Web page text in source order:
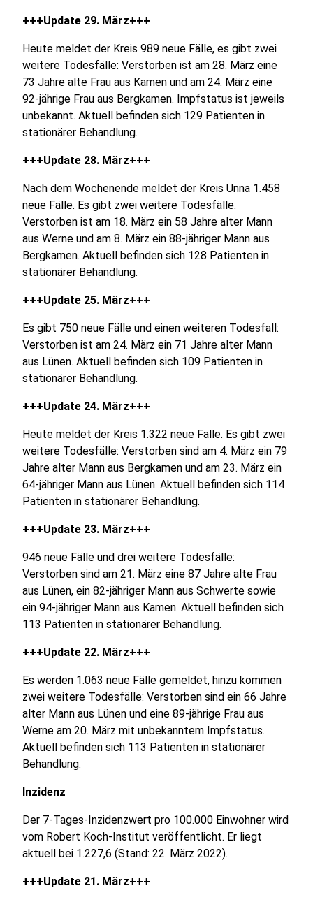
+++Update 29. März+++
Heute meldet der Kreis 989 neue Fälle, es gibt zwei
weitere Todesfälle: Verstorben ist am 28. März eine
73 Jahre alte Frau aus Kamen und am 24. März eine
92-jährige Frau aus Bergkamen. Impfstatus ist jeweils
unbekannt. Aktuell befinden sich 129 Patienten in
stationärer Behandlung.
+++Update 28. März+++
Nach dem Wochenende meldet der Kreis Unna 1.458
neue Fälle. Es gibt zwei weitere Todesfälle:
Verstorben ist am 18. März ein 58 Jahre alter Mann
aus Werne und am 8. März ein 88-jähriger Mann aus
Bergkamen. Aktuell befinden sich 128 Patienten in
stationärer Behandlung.
+++Update 25. März+++
Es gibt 750 neue Fälle und einen weiteren Todesfall:
Verstorben ist am 24. März ein 71 Jahre alter Mann
aus Lünen. Aktuell befinden sich 109 Patienten in
stationärer Behandlung.
+++Update 24. März+++
Heute meldet der Kreis 1.322 neue Fälle. Es gibt zwei
weitere Todesfälle: Verstorben sind am 4. März ein 79
Jahre alter Mann aus Bergkamen und am 23. März ein
64-jähriger Mann aus Lünen. Aktuell befinden sich 114
Patienten in stationärer Behandlung.
+++Update 23. März+++
946 neue Fälle und drei weitere Todesfälle:
Verstorben sind am 21. März eine 87 Jahre alte Frau
aus Lünen, ein 82-jähriger Mann aus Schwerte sowie
ein 94-jähriger Mann aus Kamen. Aktuell befinden sich
113 Patienten in stationärer Behandlung.
+++Update 22. März+++
Es werden 1.063 neue Fälle gemeldet, hinzu kommen
zwei weitere Todesfälle: Verstorben sind ein 66 Jahre
alter Mann aus Lünen und eine 89-jährige Frau aus
Werne am 20. März mit unbekanntem Impfstatus.
Aktuell befinden sich 113 Patienten in stationärer
Behandlung.
Inzidenz
Der 7-Tages-Inzidenzwert pro 100.000 Einwohner wird
vom Robert Koch-Institut veröffentlicht. Er liegt
aktuell bei 1.227,6 (Stand: 22. März 2022).
+++Update 21. März+++